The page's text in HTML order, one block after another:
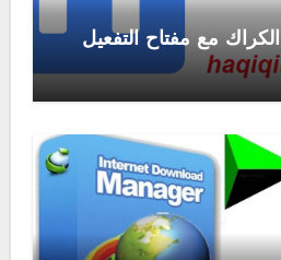
Nicepage 8.6.2 الكراك مع مفتاح التفعيل